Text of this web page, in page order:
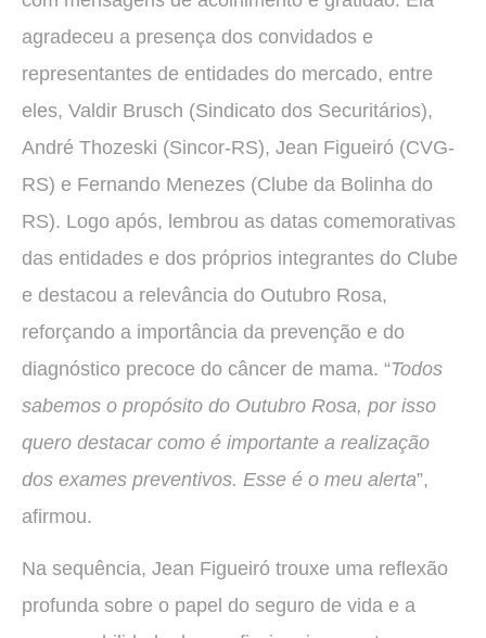
agradeceu a presença dos convidados e
representantes de entidades do mercado, entre
eles, Valdir Brusch (Sindicato dos Securitários),
André Thozeski (Sincor-RS), Jean Figueiró (CVG-
RS) e Fernando Menezes (Clube da Bolinha do
RS). Logo após, lembrou as datas comemorativas
das entidades e dos próprios integrantes do Clube
e destacou a relevância do Outubro Rosa,
reforçando a importância da prevenção e do
diagnóstico precoce do câncer de mama. “Todos
sabemos o propósito do Outubro Rosa, por isso
quero destacar como é importante a realização
dos exames preventivos. Esse é o meu alerta”,
afirmou.
Na sequência, Jean Figueiró trouxe uma reflexão
profunda sobre o papel do seguro de vida e a